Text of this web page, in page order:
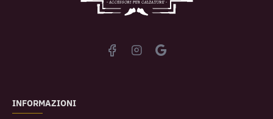
INFORMAZIONI